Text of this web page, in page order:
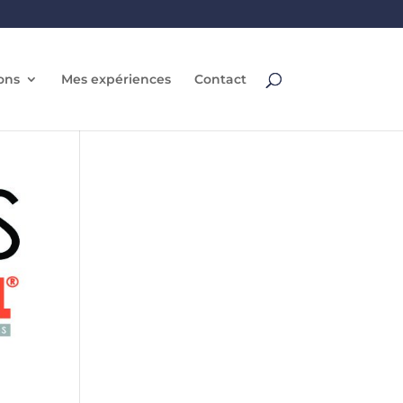
Mes expériences Contact